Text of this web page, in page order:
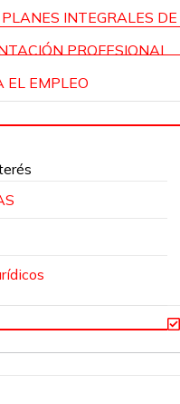
INTEGRALES DE
PROFESIONAL
EL EMPLEO